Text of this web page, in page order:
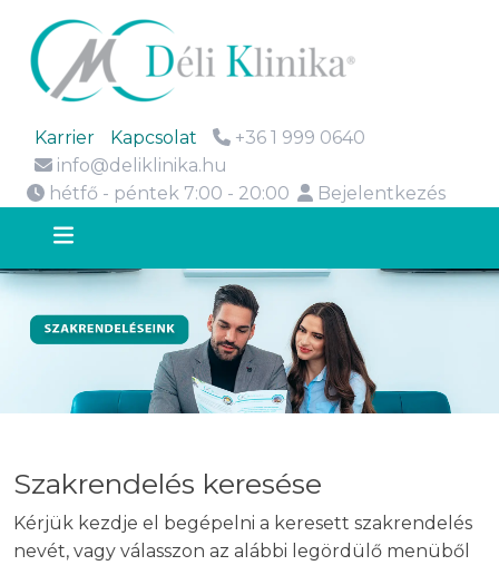
Karrier Kapcsolat
+36 1 999 0640
info@deliklinika.hu
hétfő - péntek 7:00 - 20:00
Bejelentkezés
Szakrendelés keresése
Kérjük kezdje el begépelni a keresett szakrendelés
nevét, vagy válasszon az alábbi legördülő menüből